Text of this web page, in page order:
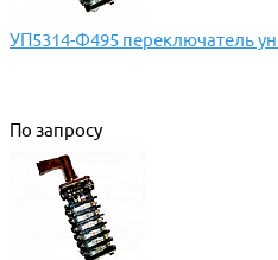
УП5314-Ф495 переключатель
По запросу